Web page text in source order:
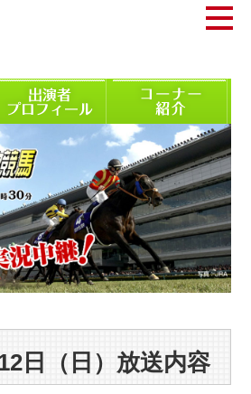
日（日）放送内容